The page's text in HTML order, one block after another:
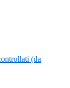
(da